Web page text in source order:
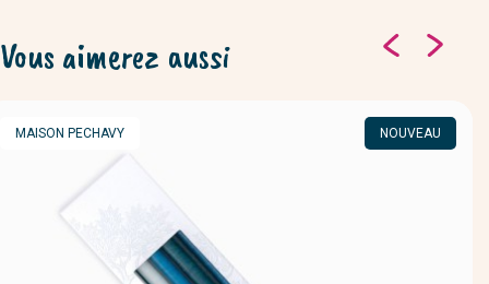
Vous aimerez aussi
MARQUE
MAISON PECHAVY NOUVEAU